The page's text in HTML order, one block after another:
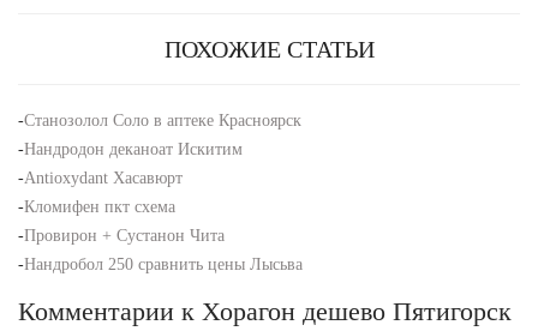
ПОХОЖИЕ СТАТЬИ
-Станозолол Соло в аптеке Красноярск
-Нандродон деканоат Искитим
-Antioxydant Хасавюрт
-Кломифен пкт схема
-Провирон + Сустанон Чита
-Нандробол 250 сравнить цены Лысьва
Комментарии к Хорагон дешево Пятигорск